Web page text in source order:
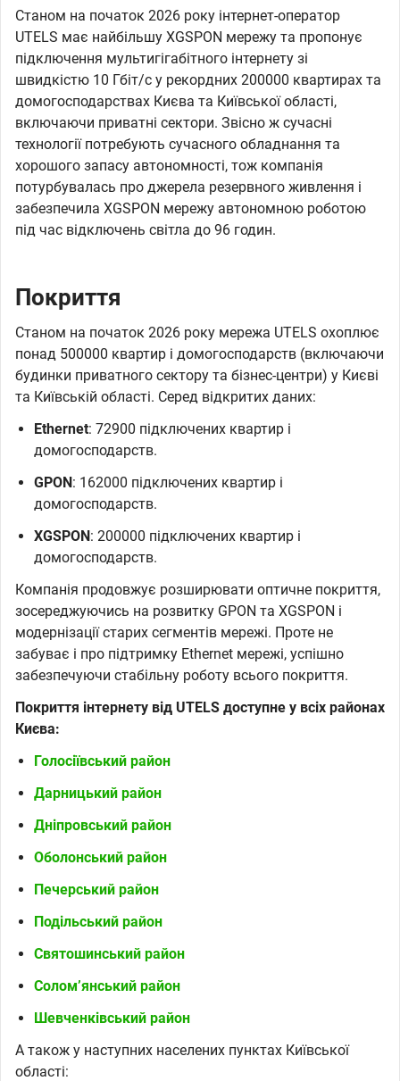
Станом на початок 2026 року інтернет-оператор
UTELS має найбільшу XGSPON мережу та пропонує
підключення мультигігабітного інтернету зі
швидкістю 10 Гбіт/с у рекордних 200000 квартирах та
домогосподарствах Києва та Київської області,
включаючи приватні сектори. Звісно ж сучасні
технології потребують сучасного обладнання та
хорошого запасу автономності, тож компанія
потурбувалась про джерела резервного живлення і
забезпечила XGSPON мережу автономною роботою
під час відключень світла до 96 годин.
Покриття
Станом на початок 2026 року мережа UTELS охоплює
понад 500000 квартир і домогосподарств (включаючи
будинки приватного сектору та бізнес-центри) у Києві
та Київській області. Серед відкритих даних:
Ethernet: 72900 підключених квартир і
домогосподарств.
GPON: 162000 підключених квартир і
домогосподарств.
XGSPON: 200000 підключених квартир і
домогосподарств.
Компанія продовжує розширювати оптичне покриття,
зосереджуючись на розвитку GPON та XGSPON і
модернізації старих сегментів мережі. Проте не
забуває і про підтримку Ethernet мережі, успішно
забезпечуючи стабільну роботу всього покриття.
Покриття інтернету від UTELS доступне у всіх районах
Києва:
Голосіївський район
Дарницький район
Дніпровський район
Оболонський район
Печерський район
Подільський район
Святошинський район
Солом’янський район
Шевченківський район
А також у наступних населених пунктах Київської
області: